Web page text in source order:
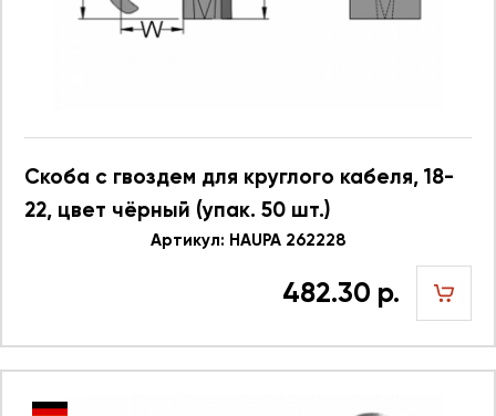
Скоба с гвоздем для круглого кабеля, 18-
22, цвет чёрный (упак. 50 шт.)
Артикул: HAUPA 262228
482.30 р.